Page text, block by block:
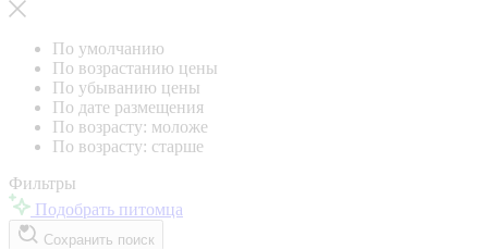
По умолчанию
По возрастанию цены
По убыванию цены
По дате размещения
По возрасту: моложе
По возрасту: старше
Фильтры
Подобрать питомца
Сохранить поиск